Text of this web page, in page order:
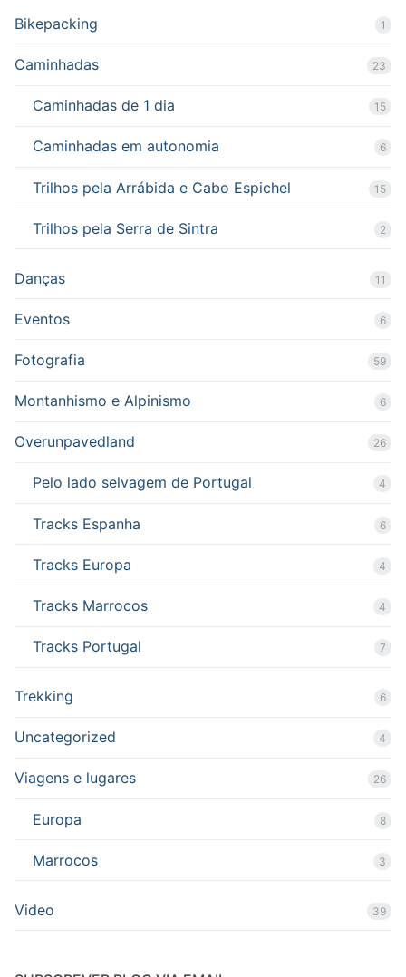
Bikepacking 1
Caminhadas 23
Caminhadas de 1 dia 15
Caminhadas em autonomia 6
Trilhos pela Arrábida e Cabo Espichel 15
Trilhos pela Serra de Sintra 2
Danças 11
Eventos 6
Fotografia 59
Montanhismo e Alpinismo 6
Overunpavedland 26
Pelo lado selvagem de Portugal 4
Tracks Espanha 6
Tracks Europa 4
Tracks Marrocos 4
Tracks Portugal 7
Trekking 6
Uncategorized 4
Viagens e lugares 26
Europa 8
Marrocos 3
Video 39